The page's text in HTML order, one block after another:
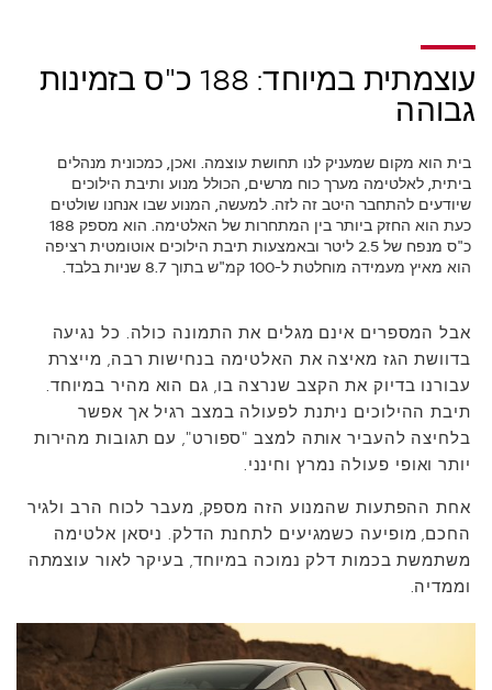
עוצמתית במיוחד: 188 כ"ס בזמינות
גבוהה
בית הוא מקום שמעניק לנו תחושת עוצמה. ואכן, כמכונית מנהלים
ביתית, לאלטימה מערך כוח מרשים, הכולל מנוע ותיבת הילוכים
שיודעים להתחבר היטב זה לזה. למעשה, המנוע שבו אנחנו שולטים
כעת הוא החזק ביותר בין המתחרות של האלטימה. הוא מספק 188
כ"ס מנפח של 2.5 ליטר ובאמצעות תיבת הילוכים אוטומטית רציפה
הוא מאיץ מעמידה מוחלטת ל-100 קמ"ש בתוך 8.7 שניות בלבד.
אבל המספרים אינם מגלים את התמונה כולה. כל נגיעה
בדוושת הגז מאיצה את האלטימה בנחישות רבה, מייצרת
עבורנו בדיוק את הקצב שנרצה בו, גם הוא מהיר במיוחד.
תיבת ההילוכים ניתנת לפעולה במצב רגיל אך אפשר
בלחיצה להעביר אותה למצב "ספורט", עם תגובות מהירות
יותר ואופי פעולה נמרץ וחינני.
אחת ההפתעות שהמנוע הזה מספק, מעבר לכוח הרב ולגיר
החכם, מופיעה כשמגיעים לתחנת הדלק. ניסאן אלטימה
משתמשת בכמות דלק נמוכה במיוחד, בעיקר לאור עוצמתה
וממדיה.